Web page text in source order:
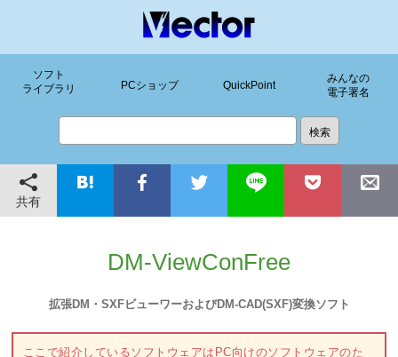
ソフト
ライブラリ
PCショップ QuickPoint
みんなの
電子署名
共有
DM-ViewConFree
拡張DM・SXFビューワーおよびDM-CAD(SXF)変換ソフト
ここで紹介しているソフトウェアはPC向けのソフトウェアのた